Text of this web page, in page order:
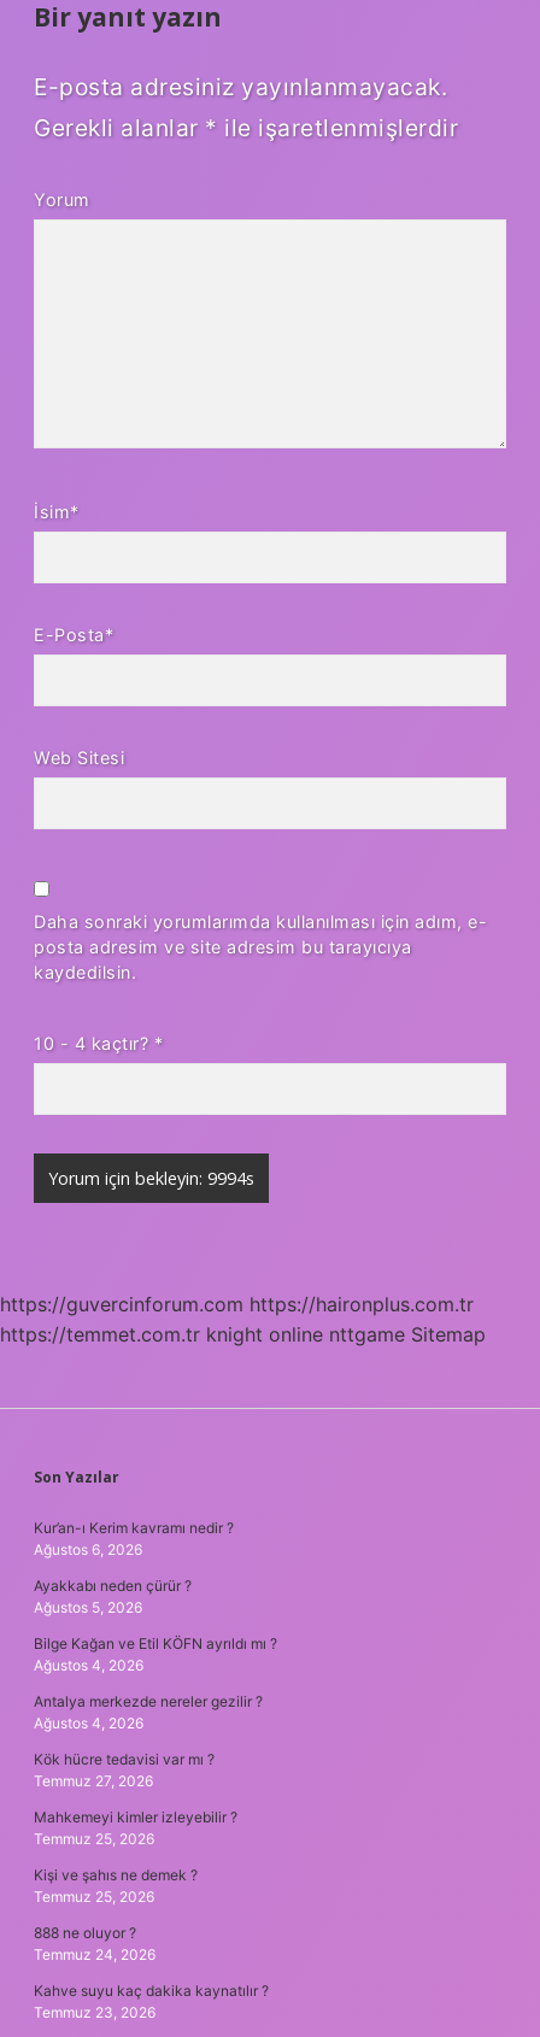
Bir yanıt yazın
E-posta adresiniz yayınlanmayacak.
Gerekli alanlar * ile işaretlenmişlerdir
Yorum
İsim*
E-Posta*
Web Sitesi
Daha sonraki yorumlarımda kullanılması için adım, e-
posta adresim ve site adresim bu tarayıcıya
kaydedilsin.
10 - 4 kaçtır? *
https://guvercinforum.com https://haironplus.com.tr
https://temmet.com.tr knight online nttgame Sitemap
SIDEBAR
Son Yazılar
Kur’an-ı Kerim kavramı nedir ?
Ağustos 6, 2026
Ayakkabı neden çürür ?
Ağustos 5, 2026
Bilge Kağan ve Etil KÖFN ayrıldı mı ?
Ağustos 4, 2026
Antalya merkezde nereler gezilir ?
Ağustos 4, 2026
Kök hücre tedavisi var mı ?
Temmuz 27, 2026
Mahkemeyi kimler izleyebilir ?
Temmuz 25, 2026
Kişi ve şahıs ne demek ?
Temmuz 25, 2026
888 ne oluyor ?
Temmuz 24, 2026
Kahve suyu kaç dakika kaynatılır ?
Temmuz 23, 2026